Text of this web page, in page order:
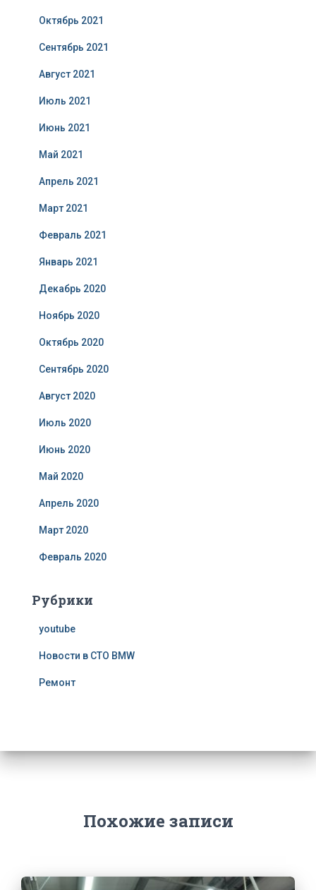
Октябрь 2021
Сентябрь 2021
Август 2021
Июль 2021
Июнь 2021
Май 2021
Апрель 2021
Март 2021
Февраль 2021
Январь 2021
Декабрь 2020
Ноябрь 2020
Октябрь 2020
Сентябрь 2020
Август 2020
Июль 2020
Июнь 2020
Май 2020
Апрель 2020
Март 2020
Февраль 2020
Рубрики
youtube
Новости в СТО BMW
Ремонт
Похожие записи